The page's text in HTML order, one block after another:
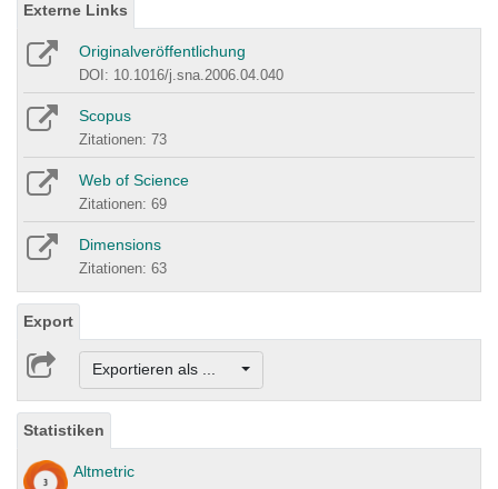
Externe Links
Originalveröffentlichung
DOI: 10.1016/j.sna.2006.04.040
Scopus
Zitationen: 73
Web of Science
Zitationen: 69
Dimensions
Zitationen: 63
Export
Exportieren als ...
Statistiken
Altmetric